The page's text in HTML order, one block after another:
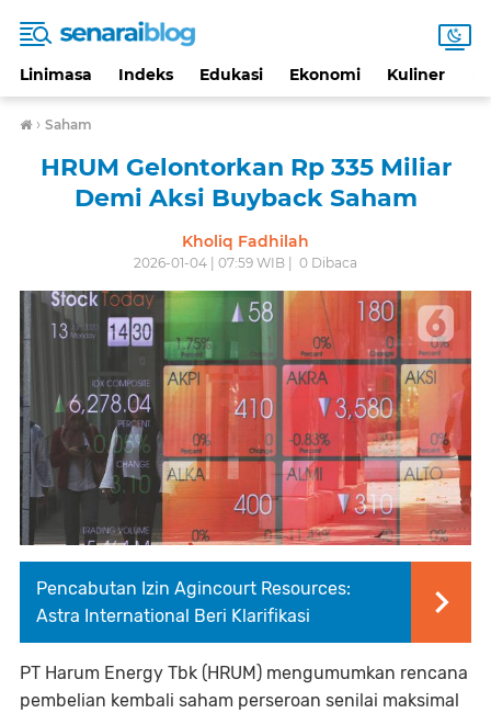
Linimasa Indeks Edukasi Ekonomi Kuliner
› Saham
HRUM Gelontorkan Rp 335 Miliar
Demi Aksi Buyback Saham
Kholiq Fadhilah
2026-01-04 | 07:59 WIB | 0 Dibaca
Pencabutan Izin Agincourt Resources:
Astra International Beri Klarifikasi
PT Harum Energy Tbk (HRUM) mengumumkan rencana
pembelian kembali saham perseroan senilai maksimal